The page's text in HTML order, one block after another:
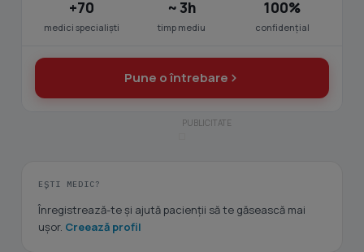
+70
medici specialiști
~ 3h
timp mediu
100%
confidențial
Pune o întrebare
EȘTI MEDIC?
Înregistrează-te și ajută pacienții să te găsească mai
ușor. Creează profil